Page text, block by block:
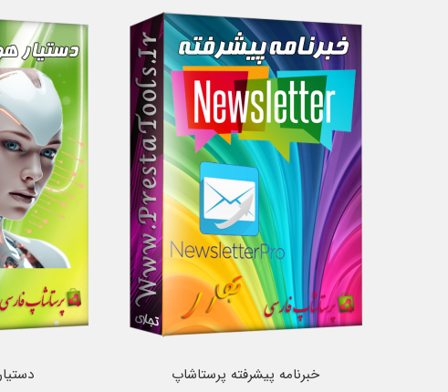
خبرنامه پیشرفته پرستاشاپ